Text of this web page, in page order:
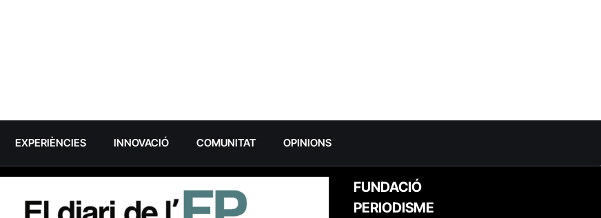
EXPERIÈNCIES INNOVACIÓ COMUNITAT OPINIONS
FUNDACIÓ
PERIODISME